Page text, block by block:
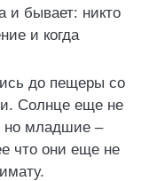
и бывает: никто
и когда
до пещеры со
Солнце еще не
но младшие –
что они еще не